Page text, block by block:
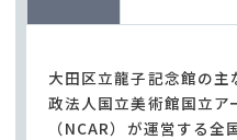
大田区立龍子記念館の
政法人国立美術館国立ア
（NCAR）が運営する